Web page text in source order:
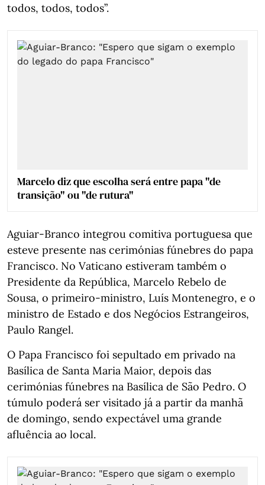
todos, todos, todos”.
Marcelo diz que escolha será entre papa "de
transição" ou "de rutura"
Aguiar-Branco integrou comitiva portuguesa que
esteve presente nas cerimónias fúnebres do papa
Francisco. No Vaticano estiveram também o
Presidente da República, Marcelo Rebelo de
Sousa, o primeiro-ministro, Luís Montenegro, e o
ministro de Estado e dos Negócios Estrangeiros,
Paulo Rangel.
O Papa Francisco foi sepultado em privado na
Basílica de Santa Maria Maior, depois das
cerimónias fúnebres na Basílica de São Pedro. O
túmulo poderá ser visitado já a partir da manhã
de domingo, sendo expectável uma grande
afluência ao local.